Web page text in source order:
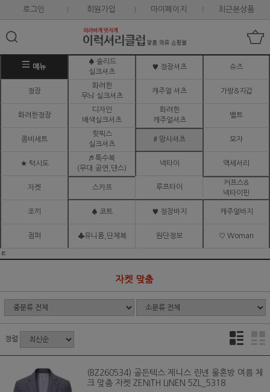
로그인 회원가입 마이페이지 최근본상품
메뉴
♠ 솔리드
실크셔츠
♥ 정장셔츠 슈즈
정장
화려한
무늬 실크셔츠
캐주얼 셔츠 가방&지갑
화려한정장
디자인
배색실크셔츠
화려한
캐주얼셔츠
벨트
콤비세트
핫픽스
실크셔츠
# 망사셔츠 모자
★ 턱시도
♬ 특수복
(무대.공연,댄스)
넥타이 액세서리
자켓 스카프 루프타이
커프스&
넥타이핀
조끼 ♠ 코트 ♥ 정장바지 캐주얼바지
점퍼 ♣유니폼,단체복 원단정보 ♡ Woman
ㅌ
자켓 맞춤
정렬
(BZ260534) 골든텍스 제니스 린넨 울혼방 여름 체
크 맞춤 자켓 ZENITH LINEN 5ZL_5318